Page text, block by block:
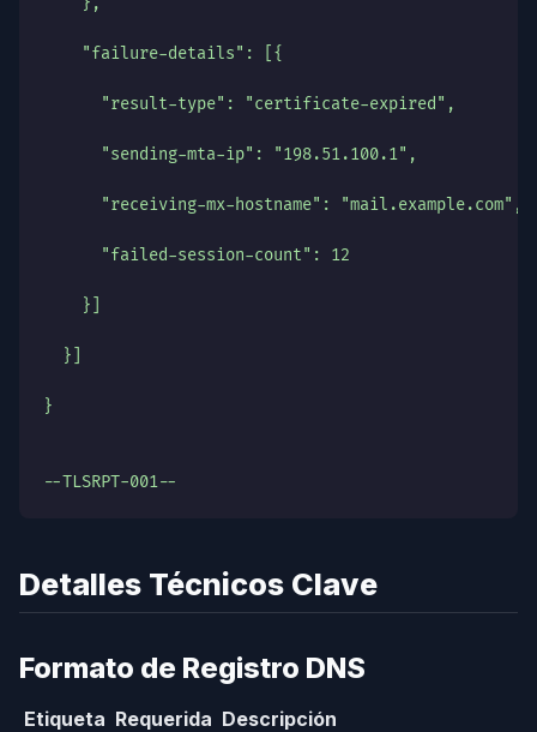
    "failure-details": [{
      "result-type": "certificate-expired",
      "sending-mta-ip": "198.51.100.1",
      "receiving-mx-hostname": "mail.example.com",
      "failed-session-count": 12
    }]
  }]
}
--TLSRPT-001--
Detalles Técnicos Clave
Formato de Registro DNS
Etiqueta Requerida Descripción